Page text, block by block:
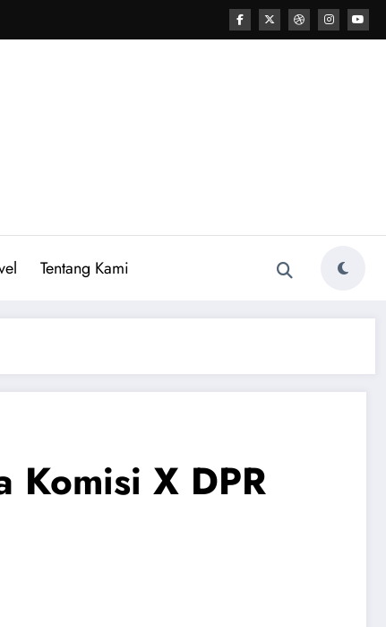
Tentang Kami
Komisi X DPR